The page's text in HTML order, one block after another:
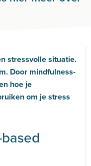
stressvolle situatie.
Door mindfulness-
hoe je
om je stress